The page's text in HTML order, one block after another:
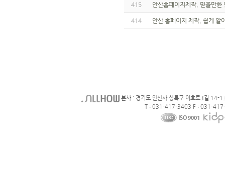
415 안산홈페이지제작, 믿을만한
414 안산 홈페이지 제작, 쉽게 알
본사 : 경기도 안산사 상록구 이호로3길 14-
T : 031-417-3403 F : 031-